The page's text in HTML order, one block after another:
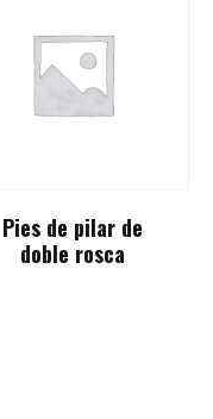
Pies de pilar de
doble rosca